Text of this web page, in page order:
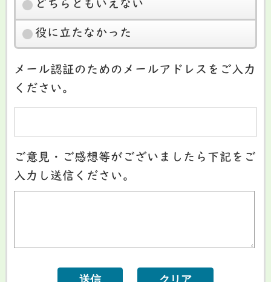
どちらともいえない
役に立たなかった
メール認証のためのメールアドレスをご入力
ください。
ご意見・ご感想等がございましたら下記をご
入力し送信ください。